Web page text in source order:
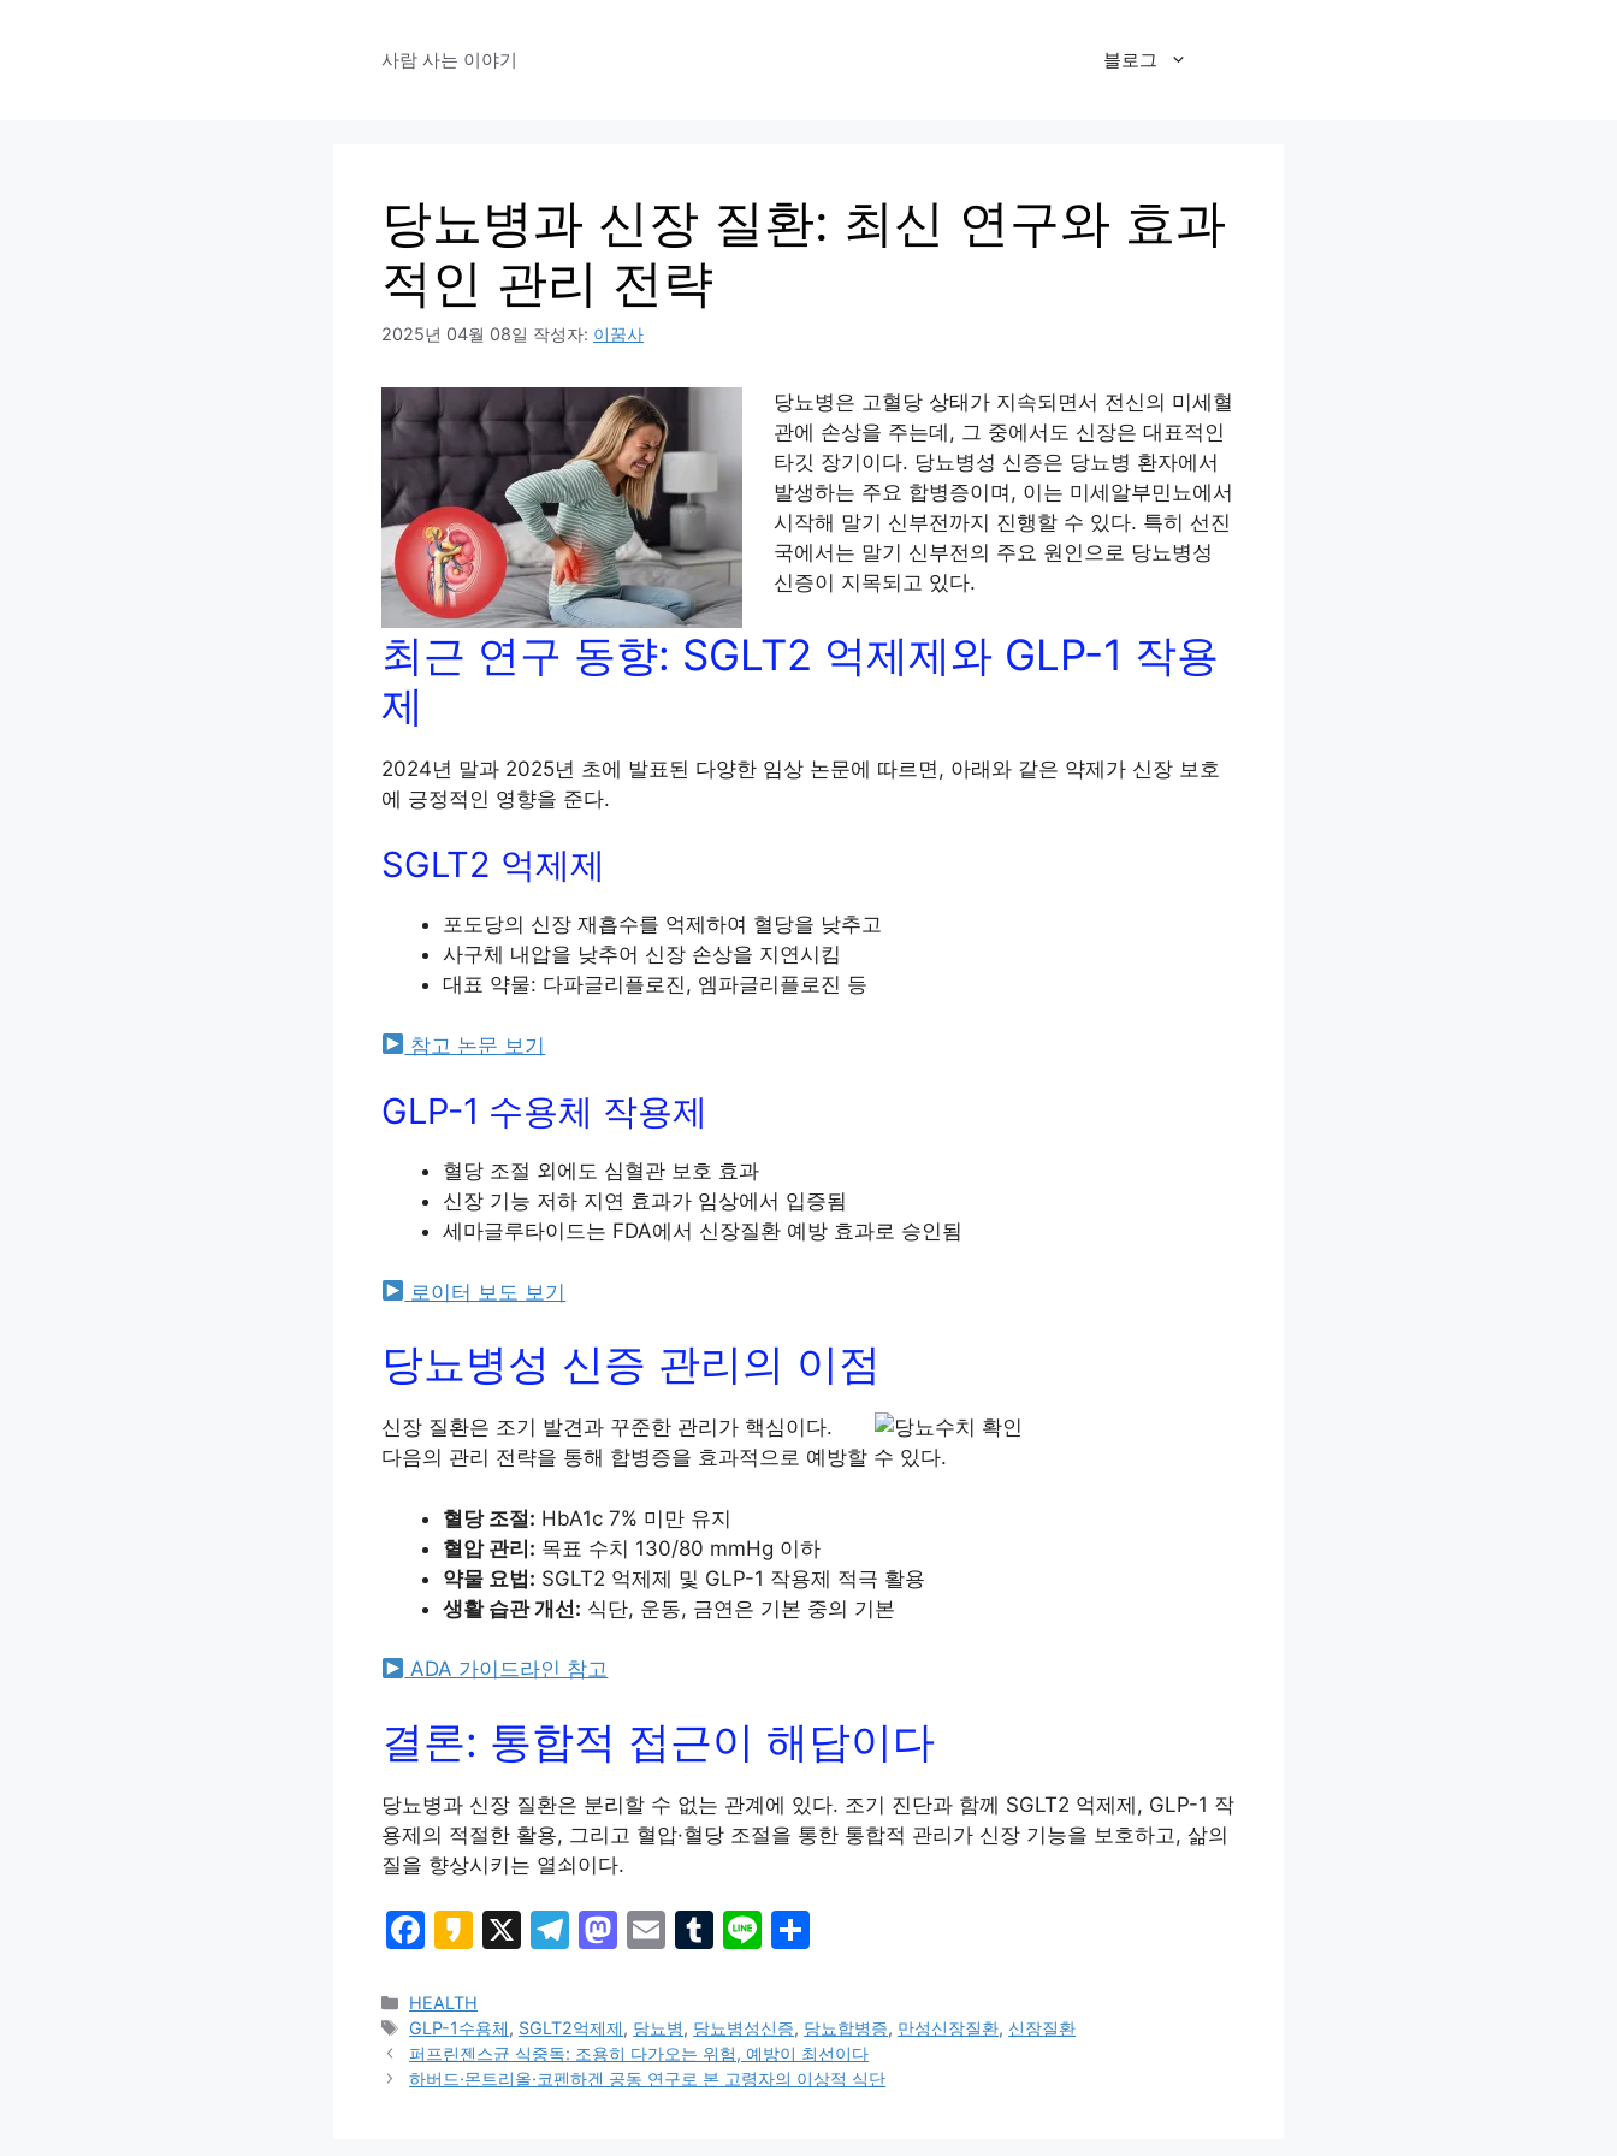
사람 사는 이야기 블로그
당뇨병과 신장 질환: 최신 연구와 효과
적인 관리 전략
2025년 04월 08일 작성자: 이꿈사
당뇨병은 고혈당 상태가 지속되면서 전신의 미세혈
관에 손상을 주는데, 그 중에서도 신장은 대표적인
타깃 장기이다. 당뇨병성 신증은 당뇨병 환자에서
발생하는 주요 합병증이며, 이는 미세알부민뇨에서
시작해 말기 신부전까지 진행할 수 있다. 특히 선진
국에서는 말기 신부전의 주요 원인으로 당뇨병성
신증이 지목되고 있다.
최근 연구 동향: SGLT2 억제제와 GLP-1 작용
제
2024년 말과 2025년 초에 발표된 다양한 임상 논문에 따르면, 아래와 같은 약제가 신장 보호
에 긍정적인 영향을 준다.
SGLT2 억제제
포도당의 신장 재흡수를 억제하여 혈당을 낮추고
사구체 내압을 낮추어 신장 손상을 지연시킴
대표 약물: 다파글리플로진, 엠파글리플로진 등
참고 논문 보기
GLP-1 수용체 작용제
혈당 조절 외에도 심혈관 보호 효과
신장 기능 저하 지연 효과가 임상에서 입증됨
세마글루타이드는 FDA에서 신장질환 예방 효과로 승인됨
로이터 보도 보기
당뇨병성 신증 관리의 이점
신장 질환은 조기 발견과 꾸준한 관리가 핵심이다.
다음의 관리 전략을 통해 합병증을 효과적으로 예방할 수 있다.
혈당 조절: HbA1c 7% 미만 유지
혈압 관리: 목표 수치 130/80 mmHg 이하
약물 요법: SGLT2 억제제 및 GLP-1 작용제 적극 활용
생활 습관 개선: 식단, 운동, 금연은 기본 중의 기본
ADA 가이드라인 참고
결론: 통합적 접근이 해답이다
당뇨병과 신장 질환은 분리할 수 없는 관계에 있다. 조기 진단과 함께 SGLT2 억제제, GLP-1 작
용제의 적절한 활용, 그리고 혈압·혈당 조절을 통한 통합적 관리가 신장 기능을 보호하고, 삶의
질을 향상시키는 열쇠이다.
F
c
e
b
K
k
a
o
X
T
gr
a
M
o
d
E
l
T
bl
r
Li
e
HEALTH
GLP-1수용체, SGLT2억제제, 당뇨병, 당뇨병성신증, 당뇨합병증, 만성신장질환, 신장질환
퍼프린젠스균 식중독: 조용히 다가오는 위험, 예방이 최선이다
하버드·몬트리올·코펜하겐 공동 연구로 본 고령자의 이상적 식단